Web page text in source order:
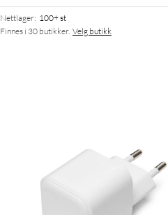
Nettlager: 100+ st
Finnes i 30 butikker. Velg butikk